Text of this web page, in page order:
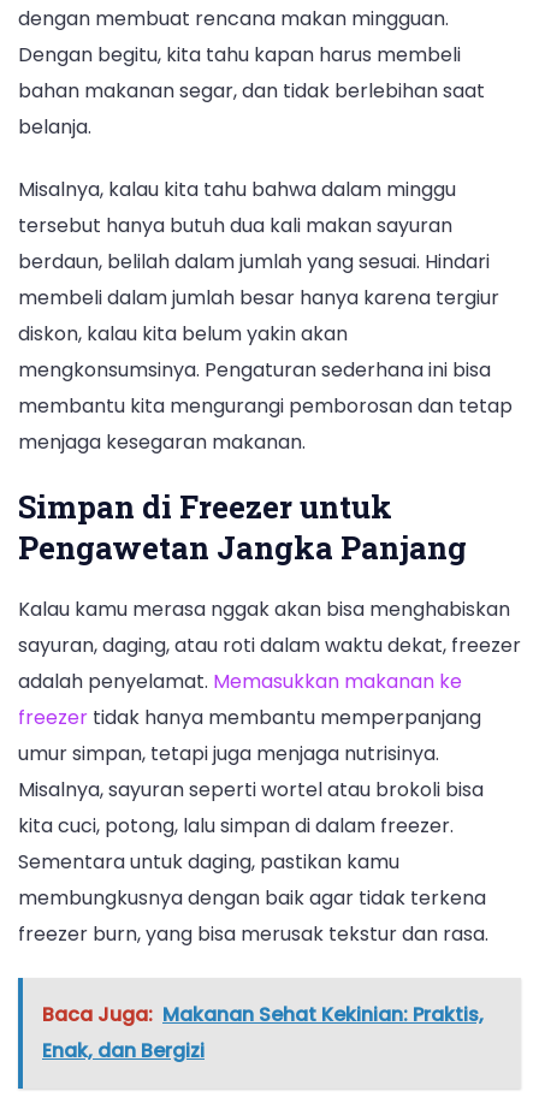
dengan membuat rencana makan mingguan.
Dengan begitu, kita tahu kapan harus membeli
bahan makanan segar, dan tidak berlebihan saat
belanja.
Misalnya, kalau kita tahu bahwa dalam minggu
tersebut hanya butuh dua kali makan sayuran
berdaun, belilah dalam jumlah yang sesuai. Hindari
membeli dalam jumlah besar hanya karena tergiur
diskon, kalau kita belum yakin akan
mengkonsumsinya. Pengaturan sederhana ini bisa
membantu kita mengurangi pemborosan dan tetap
menjaga kesegaran makanan.
Simpan di Freezer untuk
Pengawetan Jangka Panjang
Kalau kamu merasa nggak akan bisa menghabiskan
sayuran, daging, atau roti dalam waktu dekat, freezer
adalah penyelamat. Memasukkan makanan ke
freezer tidak hanya membantu memperpanjang
umur simpan, tetapi juga menjaga nutrisinya.
Misalnya, sayuran seperti wortel atau brokoli bisa
kita cuci, potong, lalu simpan di dalam freezer.
Sementara untuk daging, pastikan kamu
membungkusnya dengan baik agar tidak terkena
freezer burn, yang bisa merusak tekstur dan rasa.
Baca Juga: Makanan Sehat Kekinian: Praktis,
Enak, dan Bergizi